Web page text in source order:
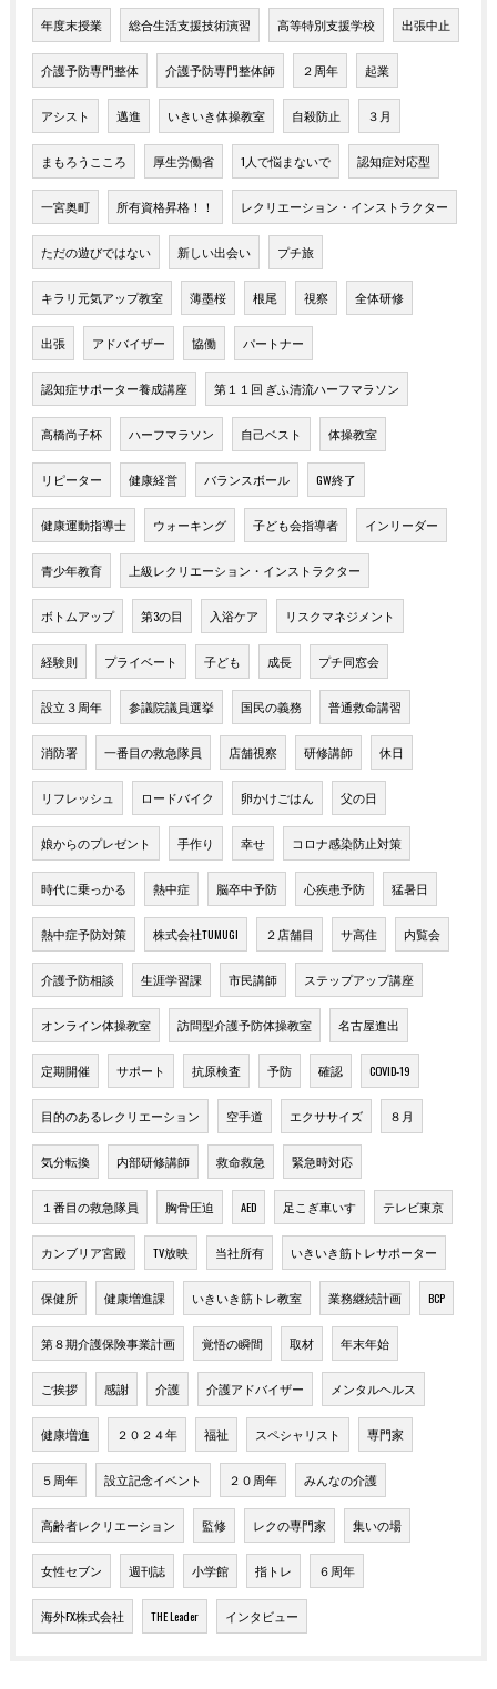
年度末授業 総合生活支援技術演習 高等特別支援学校 出張中止
介護予防専門整体 介護予防専門整体師 ２周年 起業
アシスト 邁進 いきいき体操教室 自殺防止 ３月
まもろうこころ 厚生労働省 1人で悩まないで 認知症対応型
一宮奥町 所有資格昇格！！ レクリエーション・インストラクター
ただの遊びではない 新しい出会い プチ旅
キラリ元気アップ教室 薄墨桜 根尾 視察 全体研修
出張 アドバイザー 協働 パートナー
認知症サポーター養成講座 第１１回 ぎふ清流ハーフマラソン
高橋尚子杯 ハーフマラソン 自己ベスト 体操教室
リピーター 健康経営 バランスボール GW終了
健康運動指導士 ウォーキング 子ども会指導者 インリーダー
青少年教育 上級レクリエーション・インストラクター
ボトムアップ 第3の目 入浴ケア リスクマネジメント
経験則 プライベート 子ども 成長 プチ同窓会
設立３周年 参議院議員選挙 国民の義務 普通救命講習
消防署 一番目の救急隊員 店舗視察 研修講師 休日
リフレッシュ ロードバイク 卵かけごはん 父の日
娘からのプレゼント 手作り 幸せ コロナ感染防止対策
時代に乗っかる 熱中症 脳卒中予防 心疾患予防 猛暑日
熱中症予防対策 株式会社TUMUGI ２店舗目 サ高住 内覧会
介護予防相談 生涯学習課 市民講師 ステップアップ講座
オンライン体操教室 訪問型介護予防体操教室 名古屋進出
定期開催 サポート 抗原検査 予防 確認 COVID-19
目的のあるレクリエーション 空手道 エクササイズ ８月
気分転換 内部研修講師 救命救急 緊急時対応
１番目の救急隊員 胸骨圧迫 AED 足こぎ車いす テレビ東京
カンブリア宮殿 TV放映 当社所有 いきいき筋トレサポーター
保健所 健康増進課 いきいき筋トレ教室 業務継続計画 BCP
第８期介護保険事業計画 覚悟の瞬間 取材 年末年始
ご挨拶 感謝 介護 介護アドバイザー メンタルヘルス
健康増進 ２０２４年 福祉 スペシャリスト 専門家
５周年 設立記念イベント ２０周年 みんなの介護
高齢者レクリエーション 監修 レクの専門家 集いの場
女性セブン 週刊誌 小学館 指トレ ６周年
海外FX株式会社 THE Leader インタビュー